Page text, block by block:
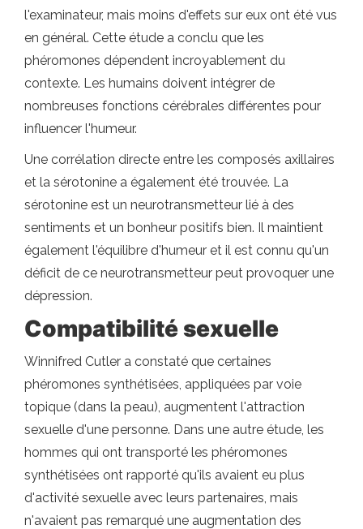
l'examinateur, mais moins d'effets sur eux ont été vus
en général. Cette étude a conclu que les
phéromones dépendent incroyablement du
contexte. Les humains doivent intégrer de
nombreuses fonctions cérébrales différentes pour
influencer l'humeur.
Une corrélation directe entre les composés axillaires
et la sérotonine a également été trouvée. La
sérotonine est un neurotransmetteur lié à des
sentiments et un bonheur positifs bien. Il maintient
également l'équilibre d'humeur et il est connu qu'un
déficit de ce neurotransmetteur peut provoquer une
dépression.
Compatibilité sexuelle
Winnifred Cutler a constaté que certaines
phéromones synthétisées, appliquées par voie
topique (dans la peau), augmentent l'attraction
sexuelle d'une personne. Dans une autre étude, les
hommes qui ont transporté les phéromones
synthétisées ont rapporté qu'ils avaient eu plus
d'activité sexuelle avec leurs partenaires, mais
n'avaient pas remarqué une augmentation des